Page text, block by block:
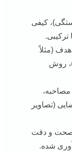
کیفی
ترکیبی.
(مثلاً
روش
(تصاویر
صحت و دقت
شده.